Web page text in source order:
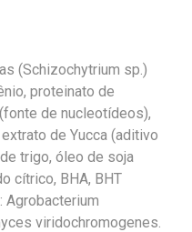
(Schizochytrium sp.)
proteinato de
de nucleotídeos),
de Yucca (aditivo
trigo, óleo de soja
cítrico, BHA, BHT
viridochromogenes.